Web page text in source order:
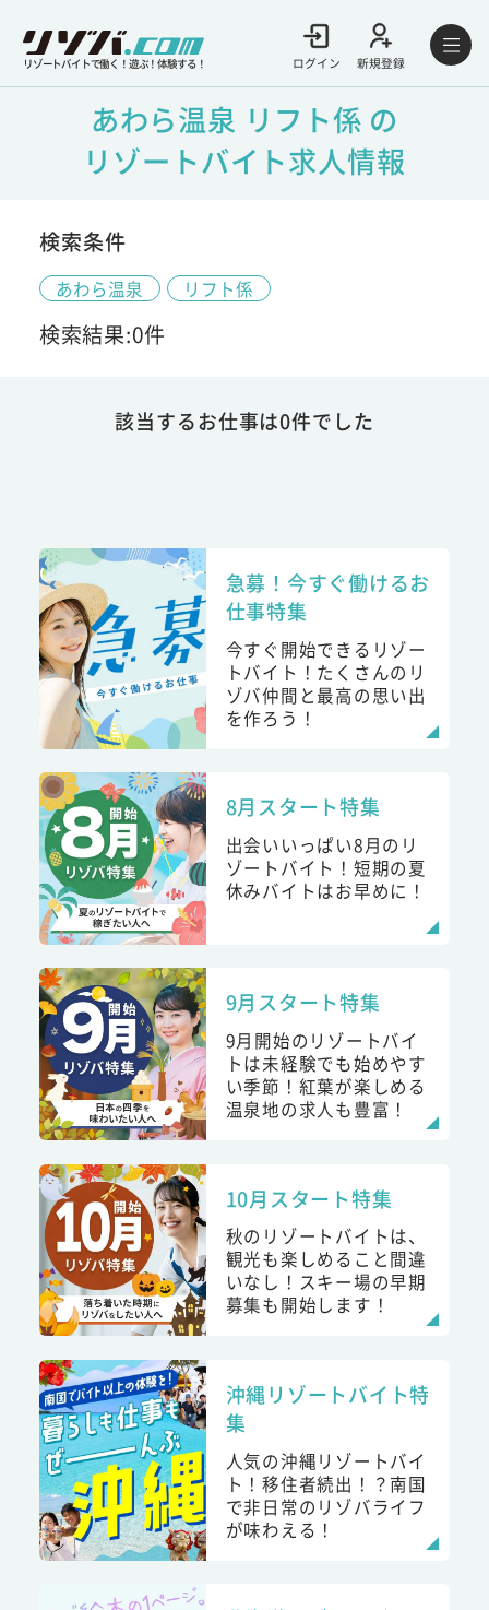
リゾートバイトで働く！遊ぶ！体験する！ ログイン 新規登録
あわら温泉 リフト係 の
リゾートバイト求人情報
検索条件
あわら温泉 リフト係
検索結果:0件
該当するお仕事は0件でした
急募！今すぐ働けるお
仕事特集
今すぐ開始できるリゾー
トバイト！たくさんのリ
ゾバ仲間と最高の思い出
を作ろう！
8月スタート特集
出会いいっぱい8月のリ
ゾートバイト！短期の夏
休みバイトはお早めに！
9月スタート特集
9月開始のリゾートバイ
トは未経験でも始めやす
い季節！紅葉が楽しめる
温泉地の求人も豊富！
10月スタート特集
秋のリゾートバイトは、
観光も楽しめること間違
いなし！スキー場の早期
募集も開始します！
沖縄リゾートバイト特
集
人気の沖縄リゾートバイ
ト！移住者続出！？南国
で非日常のリゾバライフ
が味わえる！